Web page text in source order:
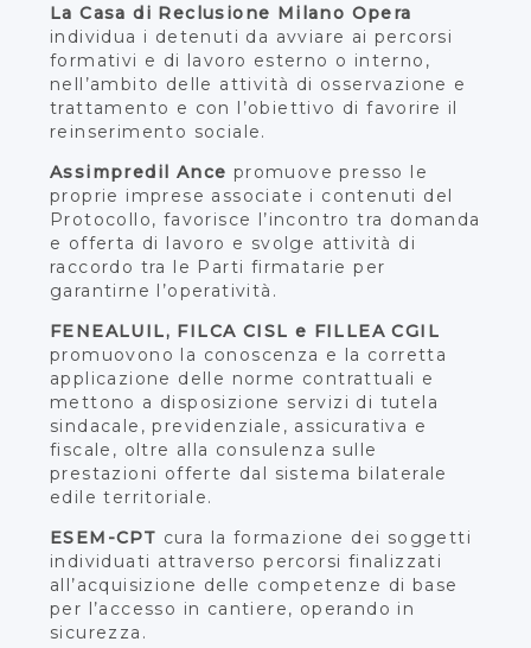
La Casa di Reclusione Milano Opera
individua i detenuti da avviare ai percorsi
formativi e di lavoro esterno o interno,
nell’ambito delle attività di osservazione e
trattamento e con l’obiettivo di favorire il
reinserimento sociale.
Assimpredil Ance promuove presso le
proprie imprese associate i contenuti del
Protocollo, favorisce l’incontro tra domanda
e offerta di lavoro e svolge attività di
raccordo tra le Parti firmatarie per
garantirne l’operatività.
FENEALUIL, FILCA CISL e FILLEA CGIL
promuovono la conoscenza e la corretta
applicazione delle norme contrattuali e
mettono a disposizione servizi di tutela
sindacale, previdenziale, assicurativa e
fiscale, oltre alla consulenza sulle
prestazioni offerte dal sistema bilaterale
edile territoriale.
ESEM-CPT cura la formazione dei soggetti
individuati attraverso percorsi finalizzati
all’acquisizione delle competenze di base
per l’accesso in cantiere, operando in
sicurezza.